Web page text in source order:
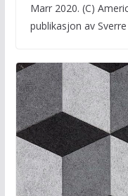
Marr 2020. (C)
publikasjon av